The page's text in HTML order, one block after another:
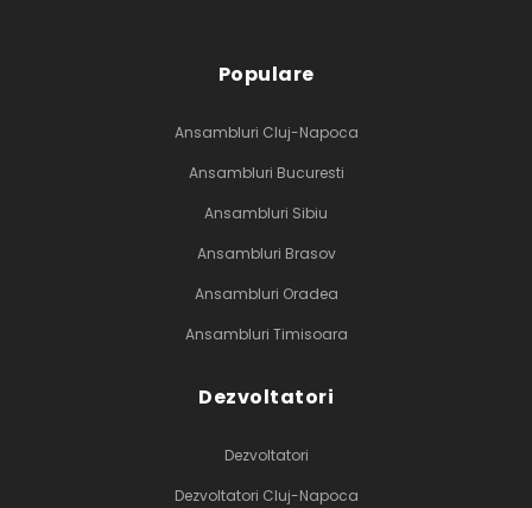
Populare
Ansambluri Cluj-Napoca
Ansambluri Bucuresti
Ansambluri Sibiu
Ansambluri Brasov
Ansambluri Oradea
Ansambluri Timisoara
Dezvoltatori
Dezvoltatori
Dezvoltatori Cluj-Napoca